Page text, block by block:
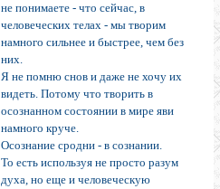
не понимаете - что сейчас, в
человеческих телах - мы творим
намного сильнее и быстрее, чем без
них.
Я не помню снов и даже не хочу их
видеть. Потому что творить в
осознанном состоянии в мире яви
намного круче.
Осознание сродни - в сознании.
То есть используя не просто разум
духа, но еще и человеческую